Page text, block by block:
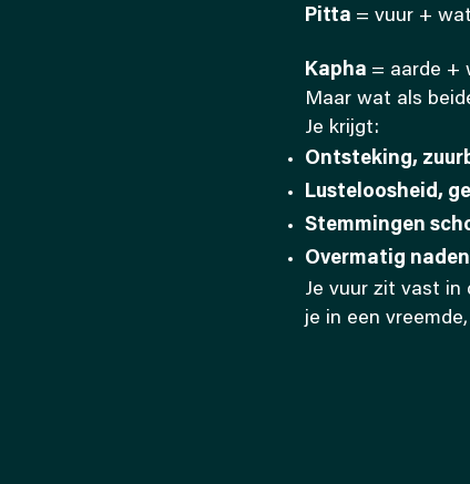
Pitta = vuur +
Kapha = aarde +
Maar wat als
Je krijgt:
Ontsteking,
Lusteloosheid,
Stemmingen
Overmatig
Je vuur zit vast in
je in een